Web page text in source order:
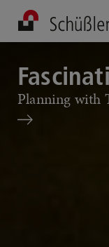
Planning with